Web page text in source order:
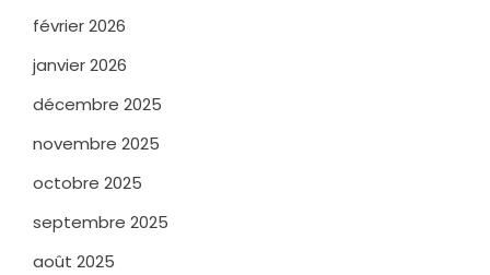
février 2026
janvier 2026
décembre 2025
novembre 2025
octobre 2025
septembre 2025
août 2025